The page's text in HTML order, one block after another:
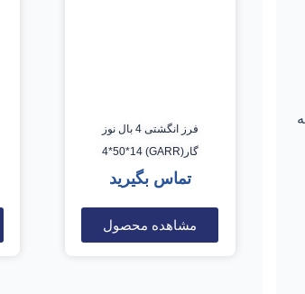
فرز انگشتی 4 بال نوز
گار(GARR) 4*50*14
تماس بگیرید
مشاهده محصول